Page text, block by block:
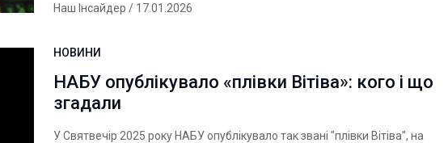
Наш Інсайдер / 17.01.2026
НОВИНИ
НАБУ опублікувало «плівки Вітіва»: кого і що
згадали
У Святвечір 2025 року НАБУ опублікувало так звані "плівки Вітіва", на